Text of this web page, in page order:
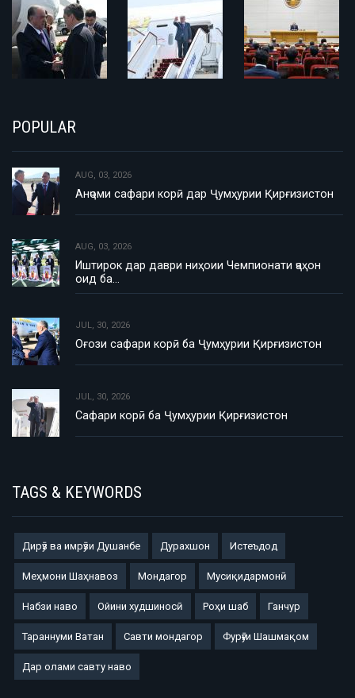
POPULAR
AUG, 03, 2026
Анҷоми сафари корӣ дар Ҷумҳурии Қирғизистон
AUG, 03, 2026
Иштирок дар даври ниҳоии Чемпионати ҷаҳон
оид ба…
JUL, 30, 2026
Оғози сафари корӣ ба Ҷумҳурии Қирғизистон
JUL, 30, 2026
Сафари корӣ ба Ҷумҳурии Қирғизистон
TAGS & KEYWORDS
Дирӯз ва имрӯзи Душанбе Дурахшон Истеъдод
Меҳмони Шаҳнавоз Мондагор Мусиқидармонӣ
Набзи наво Ойини худшиносӣ Роҳи шаб Ганчур
Тараннуми Ватан Савти мондагор Фурӯғи Шашмақом
Дар олами савту наво